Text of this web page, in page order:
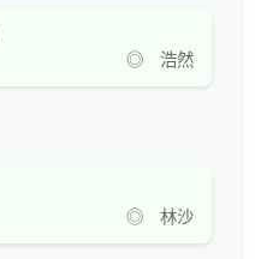
◎ 浩然
◎ 林沙